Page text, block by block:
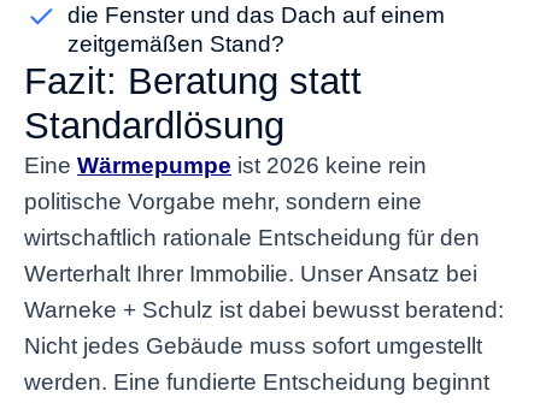
die Fenster und das Dach auf einem
zeitgemäßen Stand?
Fazit: Beratung statt
Standardlösung
Eine Wärmepumpe ist 2026 keine rein
politische Vorgabe mehr, sondern eine
wirtschaftlich rationale Entscheidung für den
Werterhalt Ihrer Immobilie. Unser Ansatz bei
Warneke + Schulz ist dabei bewusst beratend:
Nicht jedes Gebäude muss sofort umgestellt
werden. Eine fundierte Entscheidung beginnt